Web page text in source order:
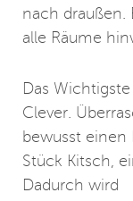
nach draußen.
alle Räume
Das
Clever.
bewusst einen
Stück Kitsch,
Dadurch wird